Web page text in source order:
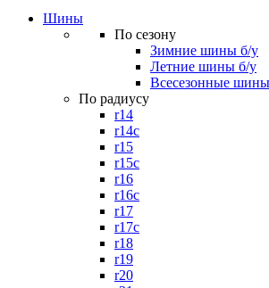
Шины
По сезону
Зимние шины б/у
Летние шины б/у
Всесезонные
По радиусу
r14
r14c
r15
r15c
r16
r16c
r17
r17c
r18
r19
r20